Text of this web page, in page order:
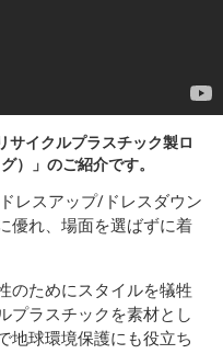
サイクルプラスチック製ロ
）」のご紹介です。
レスアップ/ドレスダウン
優れ、場面を選ばずに着
のためにスタイルを犠牲
プラスチックを素材とし
地球環境保護にも役立ち